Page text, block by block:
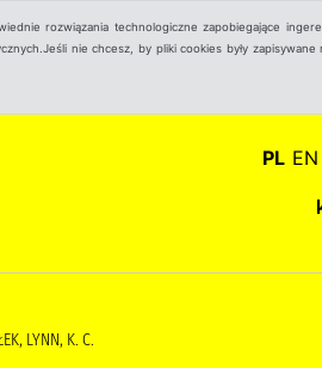
rozwiązania technologiczne zapobiegające
nie chcesz, by pliki cookies były zapisywane
PL EN
LYNN, K. C.